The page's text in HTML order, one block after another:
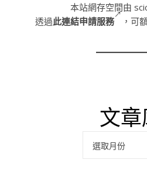
本站網存空間由
透過此連結申請服務 ，可
文